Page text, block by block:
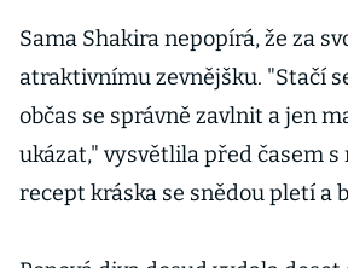
Sama Shakira nepopírá, že za
atraktivnímu zevnějšku. "Stačí
občas se správně zavlnit a jen
ukázat," vysvětlila před časem s
recept kráska se snědou pletí a